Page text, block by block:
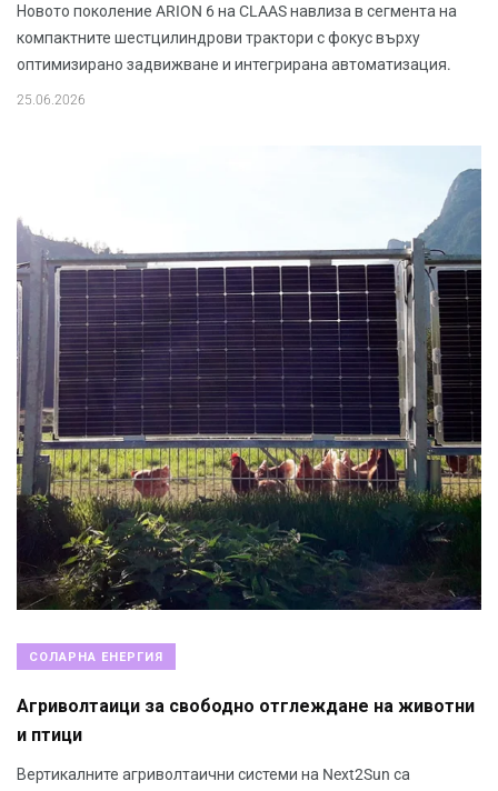
Новото поколение ARION 6 на CLAAS навлиза в сегмента на
компактните шестцилиндрови трактори с фокус върху
оптимизирано задвижване и интегрирана автоматизация.
25.06.2026
СОЛАРНА ЕНЕРГИЯ
Агриволтаици за свободно отглеждане на животни
и птици
Вертикалните агриволтаични системи на Next2Sun са